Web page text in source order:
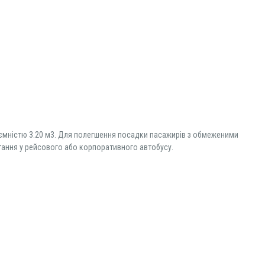
ємністю 3.20 м3. Для полегшення посадки пасажирів з обмеженими
у рейсового або корпоративного автобусу.